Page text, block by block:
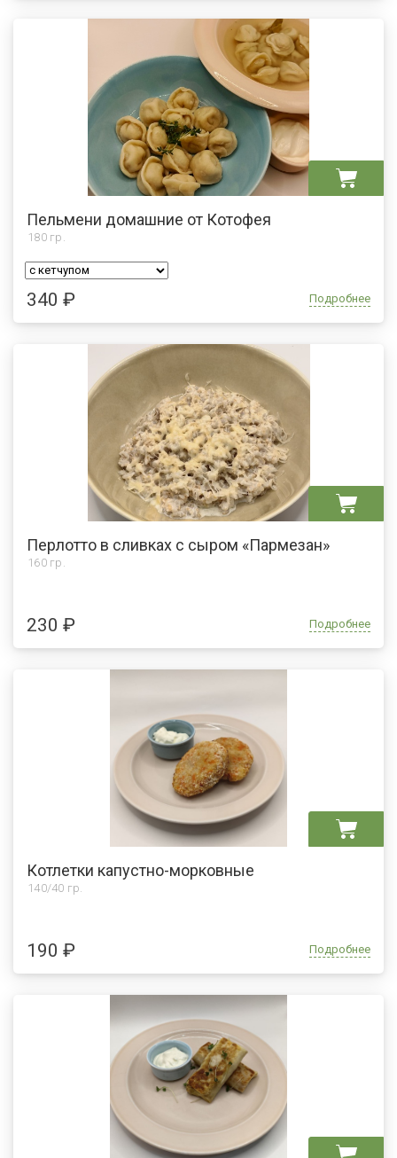
Пельмени домашние от Котофея
180 гр.
340 ₽ Подробнее
Перлотто в сливках с сыром «Пармезан»
160 гр.
230 ₽ Подробнее
Котлетки капустно-морковные
140/40 гр.
190 ₽ Подробнее